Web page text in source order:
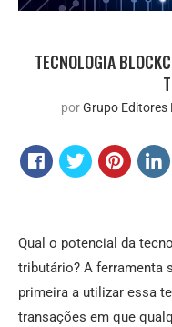
TECNOLOGIA
porGrupo Editores
Qual o potencial da
tributário? A ferramenta
primeira a utilizar essa
transações em que